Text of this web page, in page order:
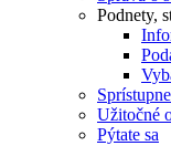
Podnety,
Užitočné
Pýtate sa